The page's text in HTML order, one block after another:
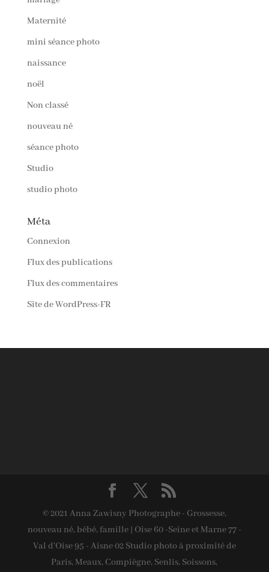
Maternité
mini séance photo
naissance
noël
Non classé
nouveau né
séance photo
Studio
studio photo
Méta
Connexion
Flux des publications
Flux des commentaires
Site de WordPress-FR
© 2021 Anna Zawisny Photographe - Grossesse,
nouveau né, bébé, famille | Oise 60 -Seine et Marne 77 -
Val d'Oise 95 - Aisne 02 Studio photo à proximité de
Paris, Meaux, Compiègne, Senlis, Soissons,